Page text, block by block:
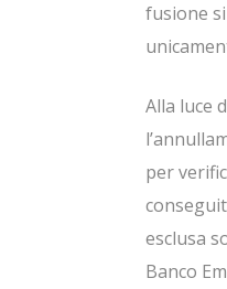
fusione
Alla luce
per
esclusa
Banco